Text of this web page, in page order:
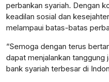
perbankan syariah. Dengan
keadilan sosial dan
melampaui batas-batas
“Semoga dengan terus
dapat menjalankan tanggung
bank syariah terbesar di